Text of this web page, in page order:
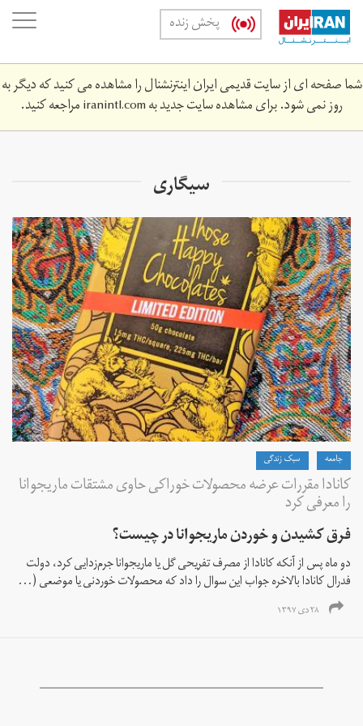
Skip
main
content
پخش زنده
شما صفحه ای از سایت قدیمی ایران اینترنشنال را مشاهده می کنید که دیگر به
روز نمی شود. برای مشاهده سایت جدید بهiranintl.comمراجعه کنید.
سیگاری
جامعه سبک زندگی
کانادا مقررات عرضه محصولات خوراکی حاوی مشتقات ماریجوانا
را معرفی کرد
فرق کشیدن و خوردن ماریجوانا در چیست؟
دو ماه پس از آنکه کانادا از مصرف تفریحی گل یا ماریجوانا جرم‌زدایی کرد، دولت
فدرال کانادا بالاخره جواب این سوال را داد که محصولات خوردنی یا موضعی (...
۲۸ دی ۱۳۹۷